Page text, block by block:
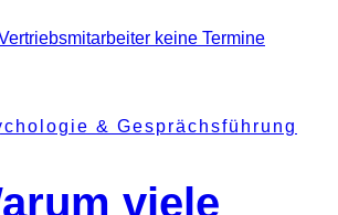
& Gesprächsführung
viele